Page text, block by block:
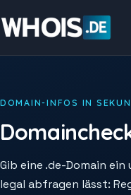
DOMAIN-INFOS IN
Gib eine .de-Domain
legal abfragen lässt: